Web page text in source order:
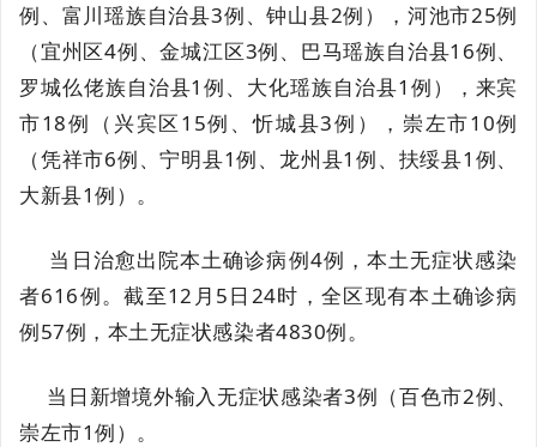
例、富川瑶族自治县3例、钟山县2例），河池市25例
（宜州区4例、金城江区3例、巴马瑶族自治县16例、
罗城仫佬族自治县1例、大化瑶族自治县1例），来宾
市18例（兴宾区15例、忻城县3例），崇左市10例
（凭祥市6例、宁明县1例、龙州县1例、扶绥县1例、
大新县1例）。
当日治愈出院本土确诊病例4例，本土无症状感染
者616例。截至12月5日24时，全区现有本土确诊病
例57例，本土无症状感染者4830例。
当日新增境外输入无症状感染者3例（百色市2例、
崇左市1例）。